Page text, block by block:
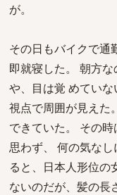
が。
その日もバイクで通
即就寝した。 朝方
や、目は覚 めてい
視点で周囲が見えた
できていた。 その
思わず、 何の気な
ると、日本人形位の
ないのだが、髪の長